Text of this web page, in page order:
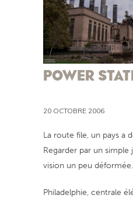
POWER
20 OCTOBRE 2006
La route file, un pays a
Regarder par un
vision un peu déformée.
Philadelphie, centrale